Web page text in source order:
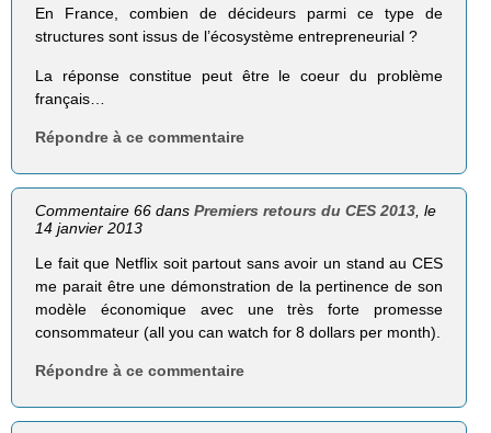
En France, combien de décideurs parmi ce type de
structures sont issus de l’écosystème entrepreneurial ?
La réponse constitue peut être le coeur du problème
français…
Répondre à ce commentaire
Commentaire 66 dansPremiers retours du CES 2013 , le
14 janvier 2013
Le fait que Netflix soit partout sans avoir un stand au CES
me parait être une démonstration de la pertinence de son
modèle économique avec une très forte promesse
consommateur (all you can watch for 8 dollars per month).
Répondre à ce commentaire